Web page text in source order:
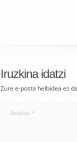
Iruzkina idatzi
Zure e-posta helbidea ez